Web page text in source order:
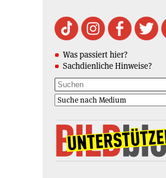
Was passiert hier?
Sachdienliche Hinweise?